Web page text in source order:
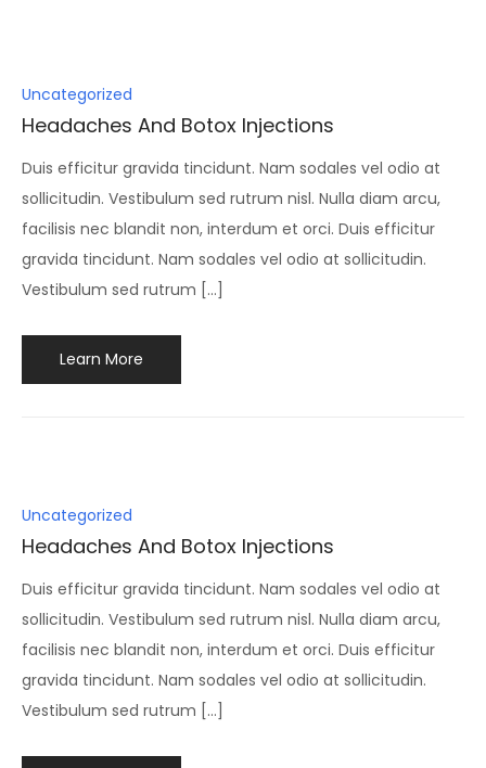
Posted
in
Uncategorized
Headaches And Botox Injections
Duis efficitur gravida tincidunt. Nam sodales vel odio at
sollicitudin. Vestibulum sed rutrum nisl. Nulla diam arcu,
facilisis nec blandit non, interdum et orci. Duis efficitur
gravida tincidunt. Nam sodales vel odio at sollicitudin.
Vestibulum sed rutrum […]
Learn More
Posted
in
Uncategorized
Headaches And Botox Injections
Duis efficitur gravida tincidunt. Nam sodales vel odio at
sollicitudin. Vestibulum sed rutrum nisl. Nulla diam arcu,
facilisis nec blandit non, interdum et orci. Duis efficitur
gravida tincidunt. Nam sodales vel odio at sollicitudin.
Vestibulum sed rutrum […]